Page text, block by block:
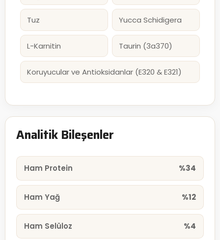
Tuz Yucca Schidigera
L-Karnitin Taurin (3a370)
Koruyucular ve Antioksidanlar (E320 & E321)
Analitik Bileşenler
Ham Protein %34
Ham Yağ %12
Ham Selüloz %4